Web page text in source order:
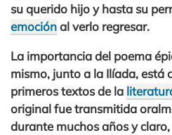
su querido hijo y hasta su
emociónal verlo regresar.
La importancia del poema
mismo, junto a la Ilíada, está
primeros textos de la
original fue transmitida
durante muchos años y